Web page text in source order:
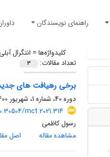
راهنمای نویسندگان
کلیدواژه‌ها = انتگرال آبلی
تعداد مقالات:
3
برخی رهیافت های
دوره 40، شماره 1، شهریور 1400، صفحه
mct.2021.314
رسول کاظمی
مشاهده مقاله
اصل